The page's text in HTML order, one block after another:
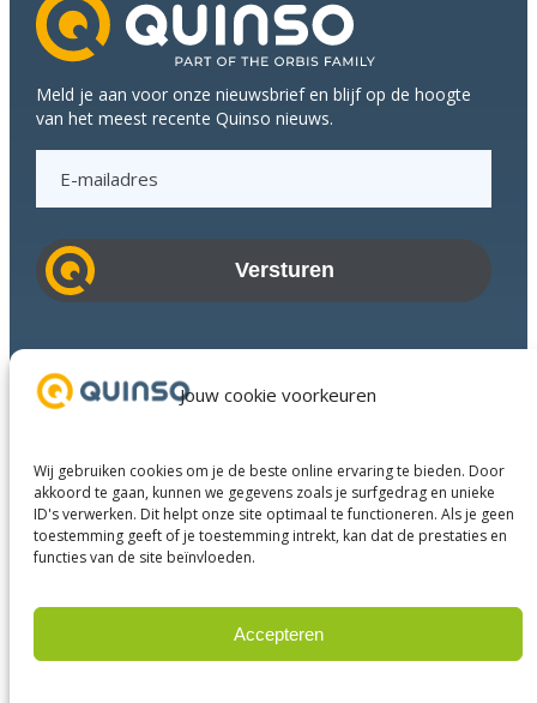
Jouw cookie voorkeuren
Wij gebruiken cookies om je de beste online ervaring te bieden. Door
akkoord te gaan, kunnen we gegevens zoals je surfgedrag en unieke
ID's verwerken. Dit helpt onze site optimaal te functioneren. Als je geen
toestemming geeft of je toestemming intrekt, kan dat de prestaties en
functies van de site beïnvloeden.
Accepteren
Meld je aan voor onze nieuwsbrief en blijf op de hoogte
van het meest recente Quinso nieuws.
a
i
a
d
r
s
Succesverhalen
Over ons
Businesspartners
Contact
LinkedInInstagramFacebook YouTube